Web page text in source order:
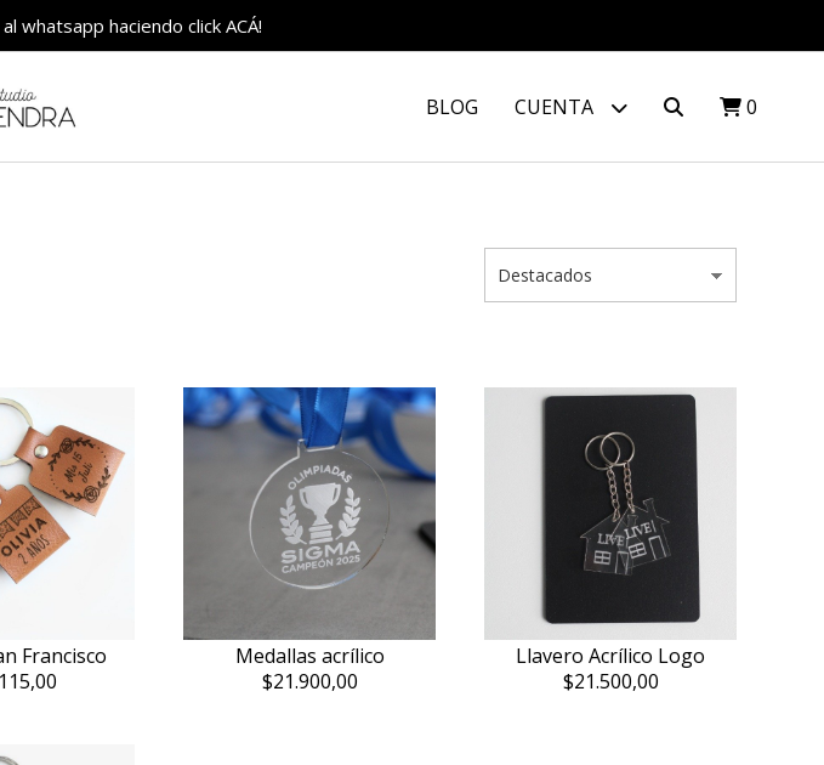
whatsapp haciendo click ACÁ!
BLOG CUENTA 0
Francisco
Medallas acrílico
$21.900,00
Llavero Acrílico Logo
$21.500,00